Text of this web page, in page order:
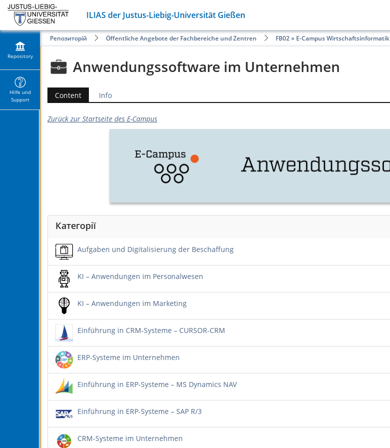
ILIAS der Justus-Liebig-Universität Gießen
Repository
Hilfe und
Support
Репозиторій Öffentliche Angebote der Fachbereiche und Zentren FB02 » E-Campus Wirtschaftsinformatik
Anwendungssoftware im Unternehmen
Content Info
Zurück zur Startseite des E-Campus
Категорії
Aufgaben und Digitalisierung der Beschaffung
KI – Anwendungen im Personalwesen
KI – Anwendungen im Marketing
Einführung in CRM-Systeme – CURSOR-CRM
ERP-Systeme im Unternehmen
Einführung in ERP-Systeme – MS Dynamics NAV
Einführung in ERP-Systeme – SAP R/3
CRM-Systeme im Unternehmen